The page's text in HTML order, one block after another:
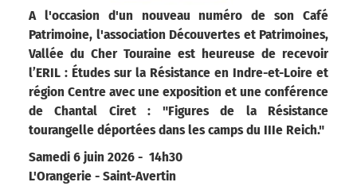
A l'occasion d'un nouveau numéro de son Café
Patrimoine, l'association Découvertes et Patrimoines,
Vallée du Cher Touraine est heureuse de recevoir
l’ERIL : Études sur la Résistance en Indre-et-Loire et
région Centre avec une exposition et une conférence
de Chantal Ciret : "Figures de la Résistance
tourangelle déportées dans les camps du IIIe Reich."
Samedi 6 juin 2026 - 14h30
L'Orangerie - Saint-Avertin